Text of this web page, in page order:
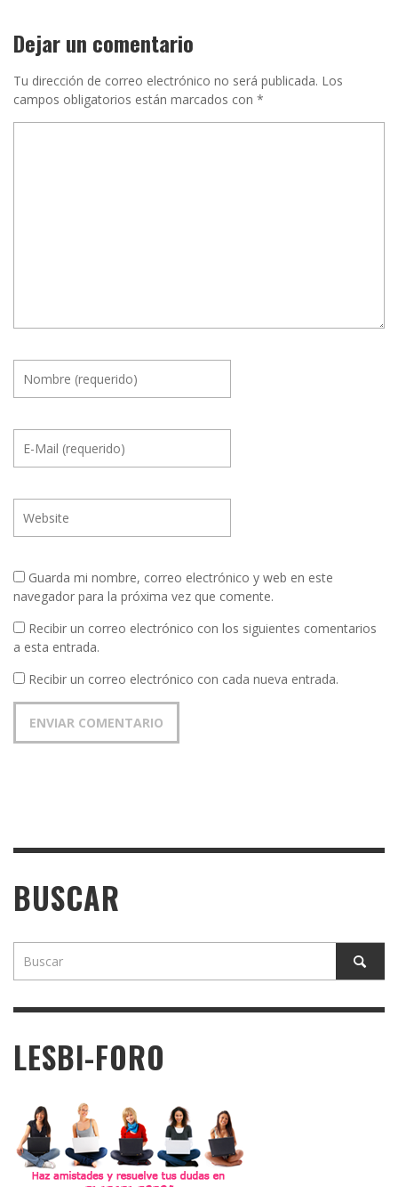
Dejar un comentario
Tu dirección de correo electrónico no será publicada. Los
campos obligatorios están marcados con *
Guarda mi nombre, correo electrónico y web en este
navegador para la próxima vez que comente.
Recibir un correo electrónico con los siguientes comentarios
a esta entrada.
Recibir un correo electrónico con cada nueva entrada.
BUSCAR
LESBI-FORO